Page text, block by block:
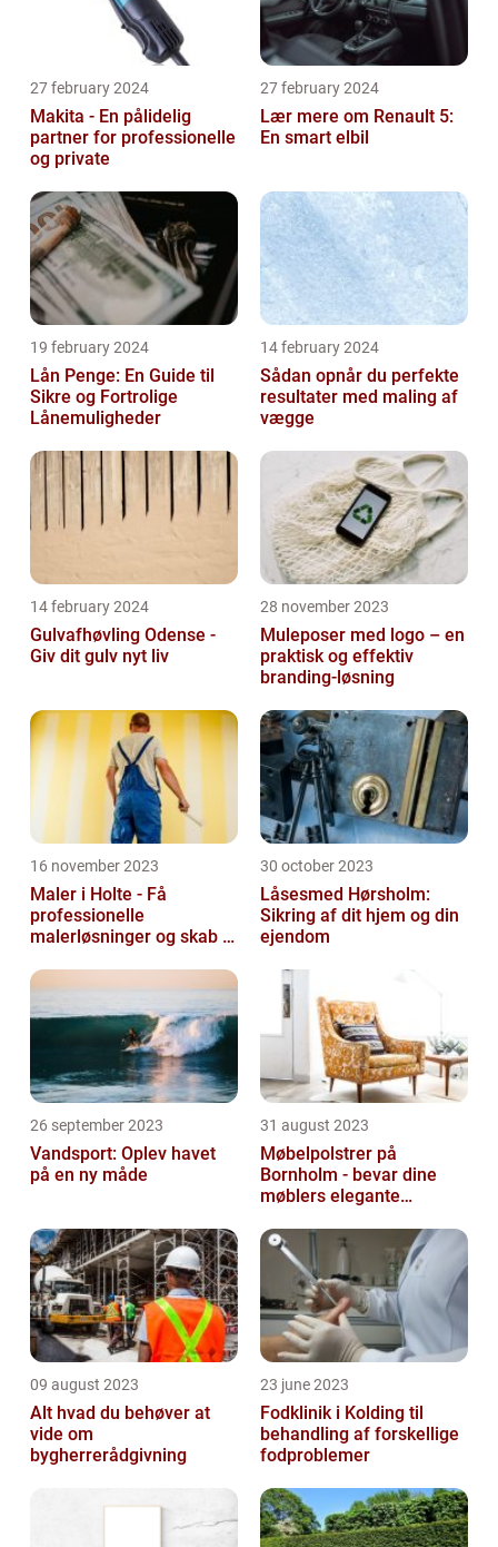
27 february 2024
Makita - En pålidelig
partner for professionelle
og private
27 february 2024
Lær mere om Renault 5:
En smart elbil
19 february 2024
Lån Penge: En Guide til
Sikre og Fortrolige
Lånemuligheder
14 february 2024
Sådan opnår du perfekte
resultater med maling af
vægge
14 february 2024
Gulvafhøvling Odense -
Giv dit gulv nyt liv
28 november 2023
Muleposer med logo – en
praktisk og effektiv
branding-løsning
16 november 2023
Maler i Holte - Få
professionelle
malerløsninger og skab et
30 october 2023
Låsesmed Hørsholm:
Sikring af dit hjem og din
ejendom
26 september 2023
Vandsport: Oplev havet
på en ny måde
31 august 2023
Møbelpolstrer på
Bornholm - bevar dine
møblers elegante
09 august 2023
Alt hvad du behøver at
vide om
bygherrerådgivning
23 june 2023
Fodklinik i Kolding til
behandling af forskellige
fodproblemer